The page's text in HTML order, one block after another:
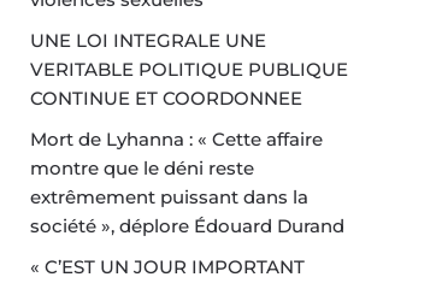
UNE LOI INTEGRALE UNE
VERITABLE POLITIQUE PUBLIQUE
CONTINUE ET COORDONNEE
Mort de Lyhanna : « Cette affaire
montre que le déni reste
extrêmement puissant dans la
société », déplore Édouard Durand
« C’EST UN JOUR IMPORTANT